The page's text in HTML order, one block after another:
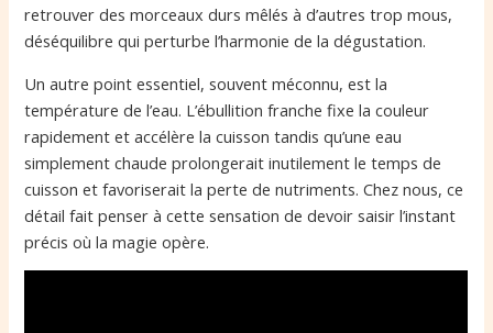
retrouver des morceaux durs mêlés à d’autres trop mous,
déséquilibre qui perturbe l’harmonie de la dégustation.
Un autre point essentiel, souvent méconnu, est la
température de l’eau. L’ébullition franche fixe la couleur
rapidement et accélère la cuisson tandis qu’une eau
simplement chaude prolongerait inutilement le temps de
cuisson et favoriserait la perte de nutriments. Chez nous, ce
détail fait penser à cette sensation de devoir saisir l’instant
précis où la magie opère.